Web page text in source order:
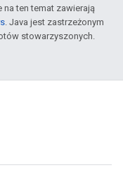
na ten temat zawierają
. Java jest zastrzeżonym
stowarzyszonych.